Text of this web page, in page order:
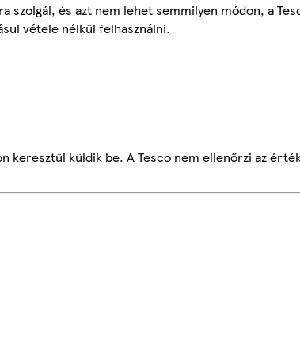
szolgál, és azt nem lehet semmilyen módon, a
vétele nélkül felhasználni.
keresztül küldik be. A Tesco nem ellenőrzi az